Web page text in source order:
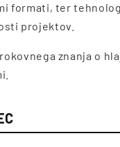
formati, ter
projektov.
znanja o